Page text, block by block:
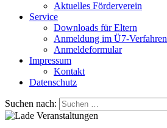
Aktuelles Förderverein
Service
Downloads für Eltern
Anmeldung im Ü7-Verfahren
Anmeldeformular
Impressum
Kontakt
Datenschutz
Suchen nach: